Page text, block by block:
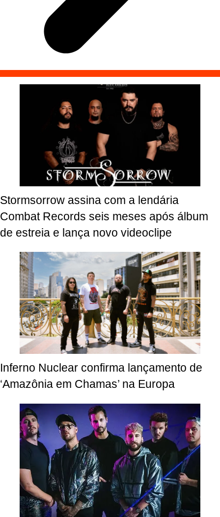
Stormsorrow assina com a lendária
Combat Records seis meses após álbum
de estreia e lança novo videoclipe
Inferno Nuclear confirma lançamento de
‘Amazônia em Chamas’ na Europa